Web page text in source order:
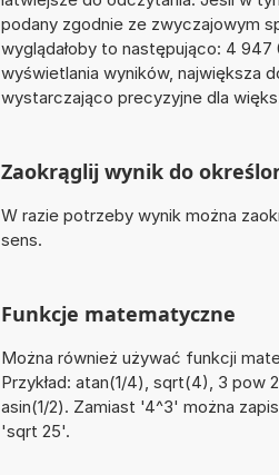
podany zgodnie ze zwyczajowym
wyglądałoby to następująco: 4
wyświetlania wyników, największa
wystarczająco precyzyjne dla
Zaokrąglij wynik do
W razie potrzeby wynik można
sens.
Funkcje matematyczne
Można również używać funkcji
Przykład: atan(1/4), sqrt(4), 3 pow
asin(1/2). Zamiast '4^3' można
'sqrt 25'.